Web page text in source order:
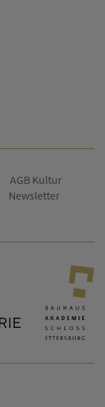
AGB Kultur
Newsletter